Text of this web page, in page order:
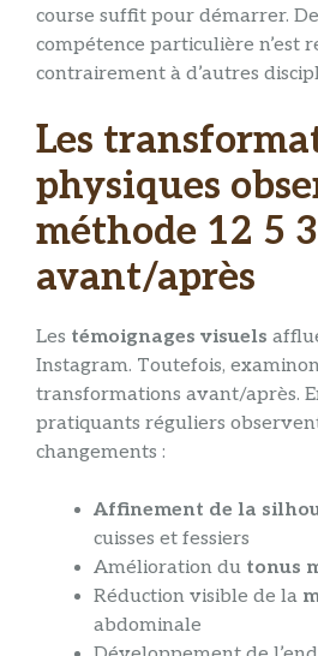
course suffit pour démarrer.
compétence particulière n’est
contrairement à d’autres
Les
physiques
méthode 12 5
avant/après
Les témoignages visuels
Instagram. Toutefois,
transformations avant/après.
pratiquants réguliers
changements :
Affinement de la
cuisses et fessiers
Amélioration du tonus
Réduction visible de la
abdominale